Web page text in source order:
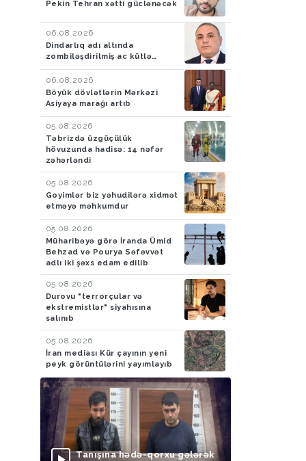
Pekin Tehran xətti güclənəcək
06.08.2026
Dindarlıq adı altında
zombiləşdirilmiş ac kütlə…
06.08.2026
Böyük dövlətlərin Mərkəzi
Asiyaya marağı artıb
05.08.2026
Təbrizdə üzgüçülük
hövuzunda hadisə: 14 nəfər
zəhərləndi
05.08.2026
Goyimlər biz yəhudilərə xidmət
etməyə məhkumdur
05.08.2026
Müharibəyə görə İranda Ümid
Behzad və Pourya Səfəvvət
adlı iki şəxs edam edilib
05.08.2026
Durovu "terrorçular və
ekstremistlər" siyahısına
salınıb
05.08.2026
İran mediası Kür çayının yeni
peyk görüntülərini yayımlayıb
Tanışına hədə-qorxu gələrək